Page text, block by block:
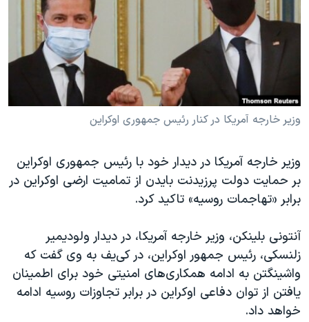
فرهنگ و زندگی
حقوق شهروندی
اقتصادی
علم و فناوری
اسرائیل در جنگ
آرشیو پخش زنده
مستندها
انتخابات ریاست جمهوری آمریکا ۲۰۲۴
حمله جمهوری اسلامی به اسرائیل
رمز مهسا
ورزش زنان در ایران
مجموعه مستندهای دادخواهی
تریبونال مردمی آبان ۹۸
چهل سال گروگان‌گیری
قانون شفافیت دارائی کادر رهبری ایران
اعتراضات مردمی آبان ۹۸
اسرائیل در جنگ
دنبال کنید
زبانهای مختلف
وزیر خارجه آمریکا در کنار رئیس جمهوری اوکراین
وزیر خارجه آمریکا در دیدار خود با رئیس جمهوری اوکراین
بر حمایت دولت پرزیدنت بایدن از تمامیت ارضی اوکراین در
برابر «تهاجمات روسیه» تاکید کرد.
آنتونی بلینکن، وزیر خارجه آمریکا، در دیدار ولودیمیر
زلنسکی، رئیس جمهور اوکراین، در کی‌یف به وی گفت که
واشینگتن به ادامه همکاری‌های امنیتی خود برای اطمینان
یافتن از توان دفاعی اوکراین در برابر تجاوزات روسیه ادامه
خواهد داد.